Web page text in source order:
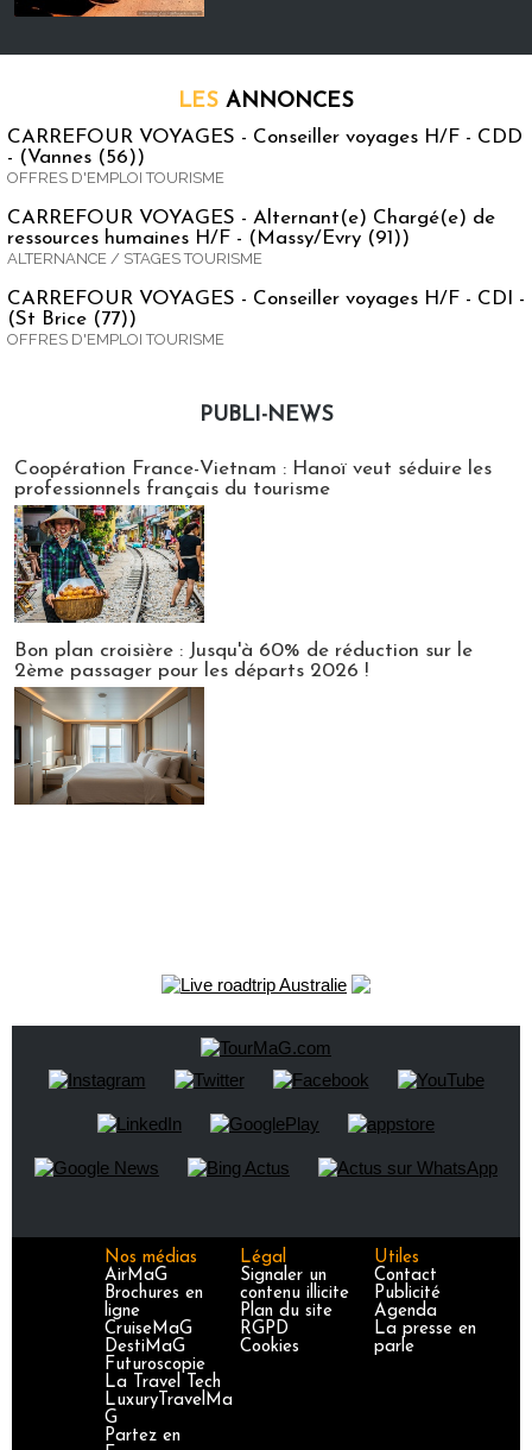
LES ANNONCES
CARREFOUR VOYAGES - Conseiller voyages H/F - CDD
- (Vannes (56))
OFFRES D'EMPLOI TOURISME
CARREFOUR VOYAGES - Alternant(e) Chargé(e) de
ressources humaines H/F - (Massy/Evry (91))
ALTERNANCE / STAGES TOURISME
CARREFOUR VOYAGES - Conseiller voyages H/F - CDI -
(St Brice (77))
OFFRES D'EMPLOI TOURISME
PUBLI-NEWS
Coopération France-Vietnam : Hanoï veut séduire les
professionnels français du tourisme
Bon plan croisière : Jusqu'à 60% de réduction sur le
2ème passager pour les départs 2026 !
Nos médias
AirMaG
Brochures en
ligne
CruiseMaG
DestiMaG
Futuroscopie
La Travel Tech
LuxuryTravelMa
G
Partez en
Légal
Signaler un
contenu illicite
Plan du site
RGPD
Cookies
Utiles
Contact
Publicité
Agenda
La presse en
parle